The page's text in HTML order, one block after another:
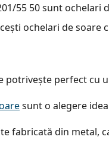
55 50sunt ochelari
ochelari de
potrivește perfect cu
sunt o alegere
fabricată din metal,